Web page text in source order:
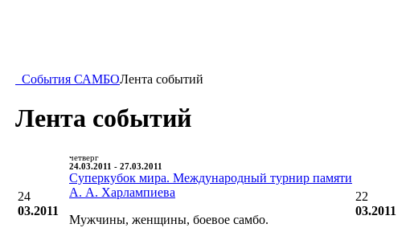
События САМБОЛента событий
Лента событий
24
03.2011
четверг
24.03.2011 - 27.03.2011
Суперкубок мира. Международный турнир памяти
А. А. Харлампиева
Мужчины, женщины, боевое самбо.
22
03.2011